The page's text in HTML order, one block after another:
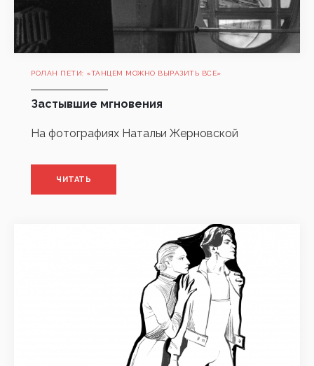
РОЛАН ПЕТИ: «ТАНЦЕМ МОЖНО ВЫРАЗИТЬ ВСЕ»
Застывшие мгновения
На фотографиях Натальи Жерновской
ЧИТАТЬ